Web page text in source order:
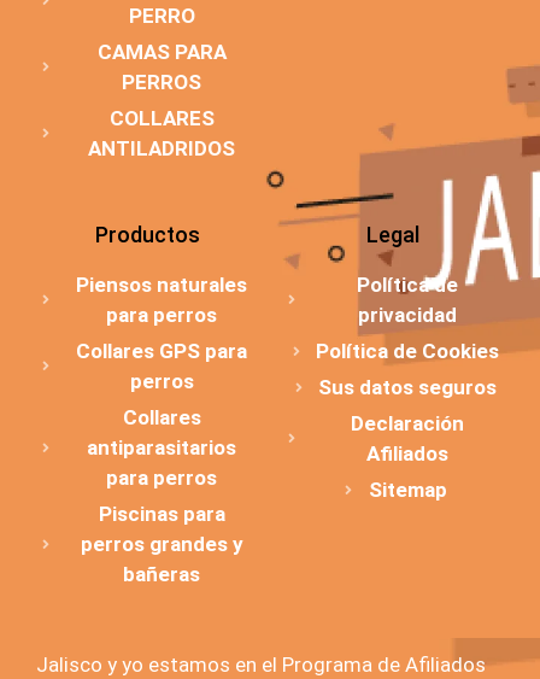
PERRO
CAMAS PARA
PERROS
COLLARES
ANTILADRIDOS
Productos
Piensos naturales
para perros
Collares GPS para
perros
Collares
antiparasitarios
para perros
Piscinas para
perros grandes y
bañeras
Legal
Política de
privacidad
Política de Cookies
Sus datos seguros
Declaración
Afiliados
Sitemap
Jalisco y yo estamos en el Programa de Afiliados